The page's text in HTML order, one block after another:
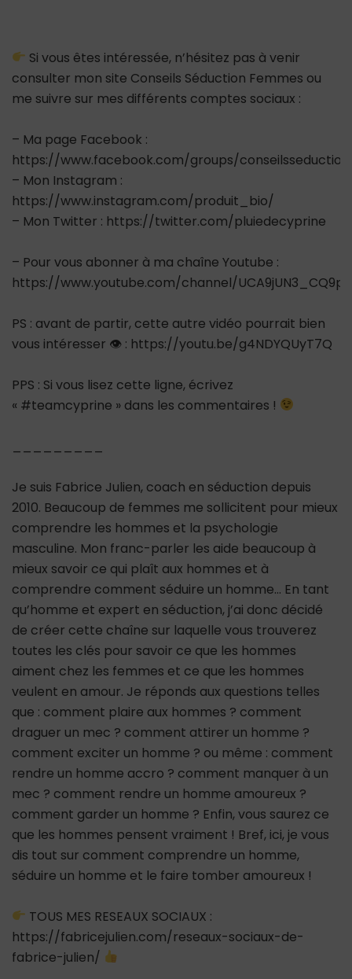
Si vous êtes intéressée, n’hésitez pas à venir
consulter mon site Conseils Séduction Femmes ou
me suivre sur mes différents comptes sociaux :
– Ma page Facebook :
https://www.facebook.com/groups/
– Mon Instagram :
https://www.instagram.com/produit_bio/
– Mon Twitter : https://twitter.com/pluiedecyprine
– Pour vous abonner à ma chaîne Youtube :
https://www.youtube.com/channel/
PS : avant de partir, cette autre vidéo pourrait bien
vous intéresser 👁 : https://youtu.be/g4NDYQUyT7Q
PPS : Si vous lisez cette ligne, écrivez
« #teamcyprine » dans les commentaires !
Je suis Fabrice Julien, coach en séduction depuis
2010. Beaucoup de femmes me sollicitent pour mieux
comprendre les hommes et la psychologie
masculine. Mon franc-parler les aide beaucoup à
mieux savoir ce qui plaît aux hommes et à
comprendre comment séduire un homme… En tant
qu’homme et expert en séduction, j’ai donc décidé
de créer cette chaîne sur laquelle vous trouverez
toutes les clés pour savoir ce que les hommes
aiment chez les femmes et ce que les hommes
veulent en amour. Je réponds aux questions telles
que : comment plaire aux hommes ? comment
draguer un mec ? comment attirer un homme ?
comment exciter un homme ? ou même : comment
rendre un homme accro ? comment manquer à un
mec ? comment rendre un homme amoureux ?
comment garder un homme ? Enfin, vous saurez ce
que les hommes pensent vraiment ! Bref, ici, je vous
dis tout sur comment comprendre un homme,
séduire un homme et le faire tomber amoureux !
TOUS MES RESEAUX SOCIAUX :
https://fabricejulien.com/reseaux-sociaux-de-
fabrice-julien/